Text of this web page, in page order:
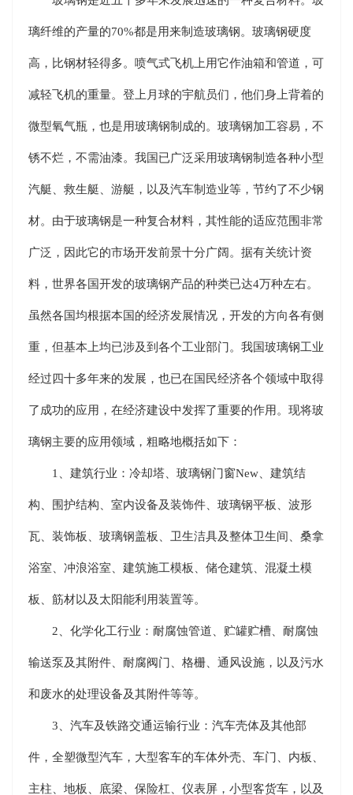
璃纤维的产量的70%都是用来制造玻璃钢。玻璃钢硬度
高，比钢材轻得多。喷气式飞机上用它作油箱和管道，可
减轻飞机的重量。登上月球的宇航员们，他们身上背着的
微型氧气瓶，也是用玻璃钢制成的。玻璃钢加工容易，不
锈不烂，不需油漆。我国已广泛采用玻璃钢制造各种小型
汽艇、救生艇、游艇，以及汽车制造业等，节约了不少钢
材。由于玻璃钢是一种复合材料，其性能的适应范围非常
广泛，因此它的市场开发前景十分广阔。据有关统计资
料，世界各国开发的玻璃钢产品的种类已达4万种左右。
虽然各国均根据本国的经济发展情况，开发的方向各有侧
重，但基本上均已涉及到各个工业部门。我国玻璃钢工业
经过四十多年来的发展，也已在国民经济各个领域中取得
了成功的应用，在经济建设中发挥了重要的作用。现将玻
璃钢主要的应用领域，粗略地概括如下：
1、建筑行业：冷却塔、玻璃钢门窗New、建筑结
构、围护结构、室内设备及装饰件、玻璃钢平板、波形
瓦、装饰板、玻璃钢盖板、卫生洁具及整体卫生间、桑拿
浴室、冲浪浴室、建筑施工模板、储仓建筑、混凝土模
板、筋材以及太阳能利用装置等。
2、化学化工行业：耐腐蚀管道、贮罐贮槽、耐腐蚀
输送泵及其附件、耐腐阀门、格栅、通风设施，以及污水
和废水的处理设备及其附件等等。
3、汽车及铁路交通运输行业：汽车壳体及其他部
件，全塑微型汽车，大型客车的车体外壳、车门、内板、
主柱、地板、底梁、保险杠、仪表屏，小型客货车，以及